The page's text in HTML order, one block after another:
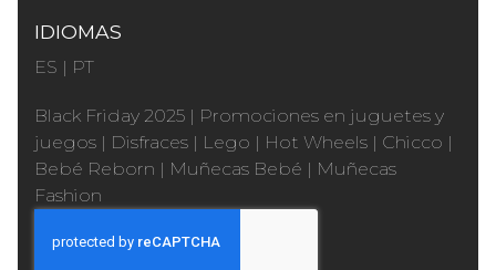
IDIOMAS
ES | PT
Black Friday 2025 | Promociones en juguetes y
juegos | Disfraces | Lego | Hot Wheels | Chicco |
Bebé Reborn | Muñecas Bebé | Muñecas
Fashion